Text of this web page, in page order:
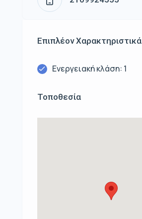
Επιπλέον Χαρακτηριστικά
Ενεργειακή κλάση: 1
Τοποθεσία